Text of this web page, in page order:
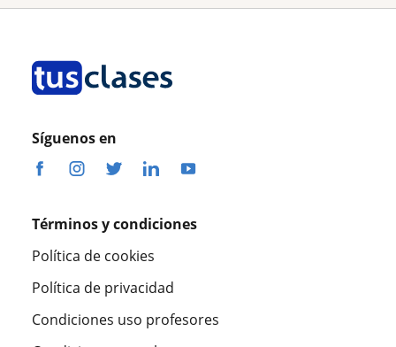
Síguenos en
Términos y condiciones
Política de cookies
Política de privacidad
Condiciones uso profesores